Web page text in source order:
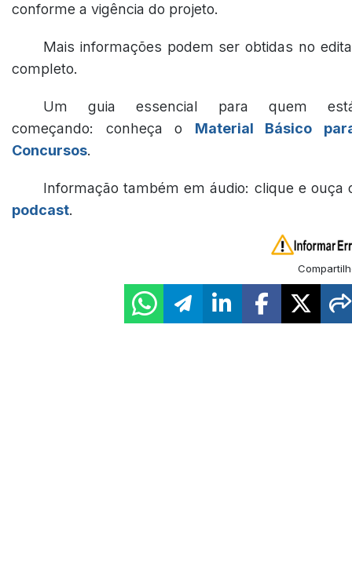
conforme a vigência do projeto.
Mais informações podem ser obtidas no
completo.
Um guia essencial para quem
começando: conheça o Material Básico
Concursos.
Informação também em áudio: clique e ouça
podcast.